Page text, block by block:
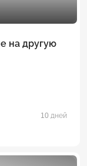
на другую
10 дней